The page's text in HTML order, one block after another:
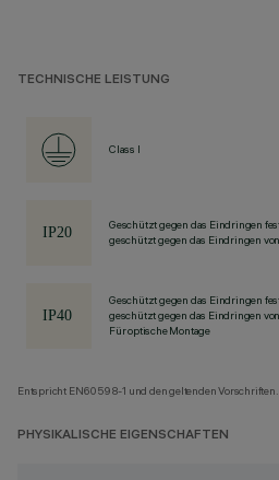
TECHNISCHE LEISTUNG
Class I
Geschützt gegen das Eindringen
geschützt gegen das Eindringen
Geschützt gegen das Eindringen
geschützt gegen das Eindringen
Für optische Montage
Entspricht EN60598-1 und den geltenden Vorschriften.
PHYSIKALISCHE EIGENSCHAFTEN